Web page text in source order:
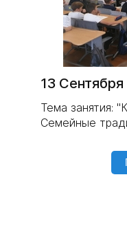
13 Сентября
Тема занятия:
Семейные